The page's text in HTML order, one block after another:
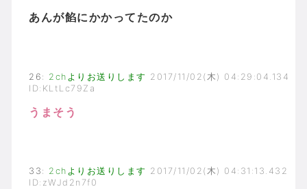
あんが餡にかかってたのか
26 : 2chよりお送りします 2017/11/02(木) 04:29:04.134
ID:KLtLc79Za
うまそう
33 : 2chよりお送りします 2017/11/02(木) 04:31:13.432
ID:zWJd2n7f0